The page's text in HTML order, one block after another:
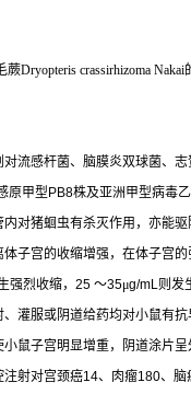
蕨Dryopteris crassirhizoma Nakai
流感杆菌、脑膜炎双球菌、
原甲型 PB8株及亚洲甲型病毒
对猪蛔虫有杀灭作用，亦能
子宫的收缩增强，在体子宫
强烈收缩， 25 ～35μg/mL则发
灌服或阴道给药均对小鼠有
鼠子宫明显增重，阴道涂片
注射对宫颈癌14、肉瘤180、脑